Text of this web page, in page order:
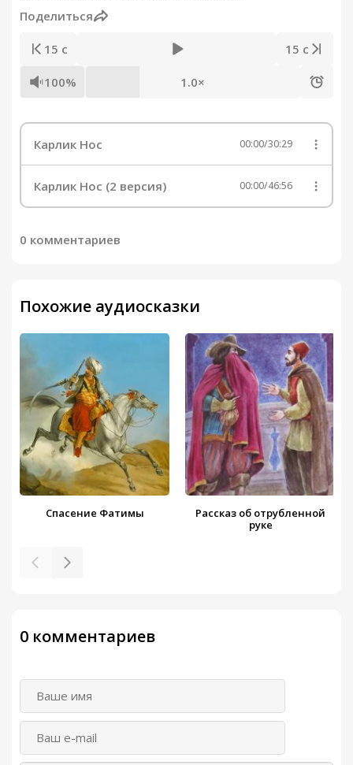
Поделиться
15 с 15 с
100% 1.0×
Карлик Нос 00:00/30:29
Карлик Нос (2 версия) 00:00/46:56
0 комментариев
Похожие аудиосказки
Спасение Фатимы
Рассказ об отрубленной
руке
0 комментариев